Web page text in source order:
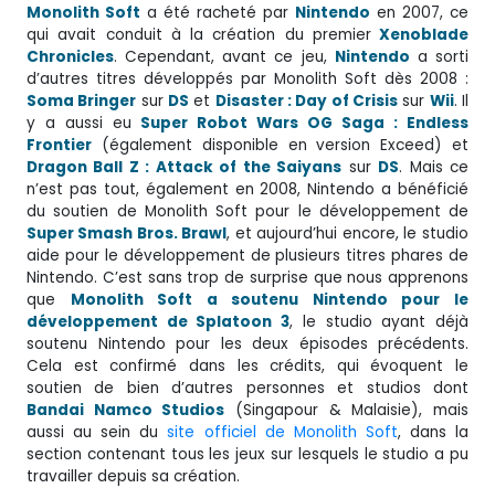
Monolith Soft a été racheté par Nintendo en 2007, ce
qui avait conduit à la création du premierXenoblade
Chronicles. Cependant, avant ce jeu, Nintendo a sorti
d’autres titres développés par Monolith Soft dès 2008 :
Soma Bringer sur DS et Disaster : Day of Crisis sur Wii. Il
y a aussi eu Super Robot Wars OG Saga : Endless
Frontier (également disponible en version Exceed) et
Dragon Ball Z : Attack of the Saiyans sur DS. Mais ce
n’est pas tout, également en 2008, Nintendo a bénéficié
du soutien de Monolith Soft pour le développement de
Super Smash Bros. Brawl, et aujourd’hui encore, le studio
aide pour le développement de plusieurs titres phares de
Nintendo. C’est sans trop de surprise que nous apprenons
que Monolith Soft a soutenu Nintendo pour le
développement de Splatoon 3, le studio ayant déjà
soutenu Nintendo pour les deux épisodes précédents.
Cela est confirmé dans les crédits, qui évoquent le
soutien de bien d’autres personnes et studios dont
Bandai Namco Studios (Singapour & Malaisie), mais
aussi au sein dusite officiel de Monolith Soft, dans la
section contenant tous les jeux sur lesquels le studio a pu
travailler depuis sa création.